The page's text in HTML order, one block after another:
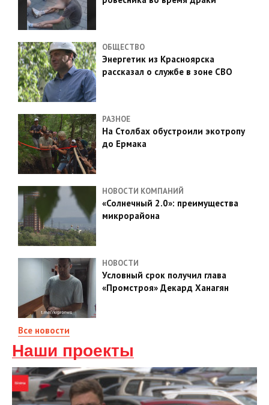
ОБЩЕСТВО
Энергетик из Красноярска
рассказал о службе в зоне СВО
РАЗНОЕ
На Столбах обустроили экотропу
до Ермака
НОВОСТИ КОМПАНИЙ
«Солнечный 2.0»: преимущества
микрорайона
НОВОСТИ
Условный срок получил глава
«Промстроя» Декард Ханагян
Все новости
Наши проекты